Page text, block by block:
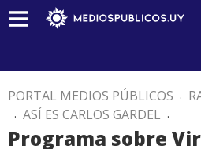
PORTAL MEDIOS PÚBLICOS .
. ASÍ ES CARLOS GARDEL .
Programa sobre